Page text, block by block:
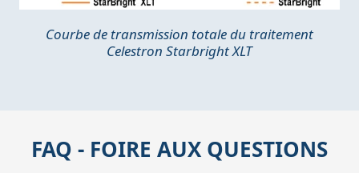
Courbe de transmission totale du traitement
Celestron Starbright XLT
FAQ - FOIRE AUX QUESTIONS